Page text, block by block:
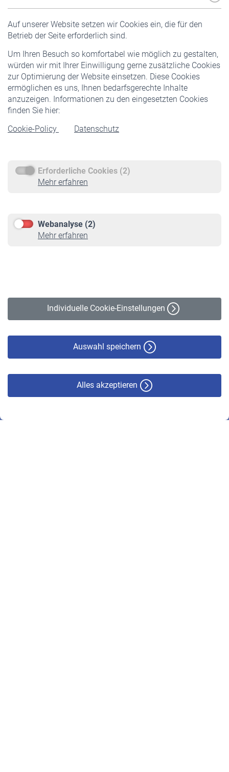
Auf unserer Website setzen wir Cookies ein, die für den
Betrieb der Seite erforderlich sind.
Um Ihren Besuch so komfortabel wie möglich zu gestalten,
würden wir mit Ihrer Einwilligung gerne zusätzliche Cookies
zur Optimierung der Website einsetzen. Diese Cookies
ermöglichen es uns, Ihnen bedarfsgerechte Inhalte
anzuzeigen. Informationen zu den eingesetzten Cookies
finden Sie hier:
Cookie-Policy
Datenschutz
Erforderliche Cookies (2)
Mehr erfahren
Webanalyse (2)
Mehr erfahren
Individuelle Cookie-Einstellungen
Auswahl speichern
Alles akzeptieren
Pflichtversicherung
Staatliche Förderung
Veranstaltungen
Rentner
Rentenbeginn
Rente beantragen
Service
Informationen
Online-Rechner
VBLnewsletter
Erklärung zur Barrierefreiheit
© VBL 2026